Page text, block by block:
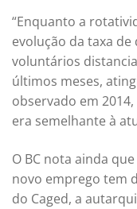
“Enquanto a
evolução da taxa
voluntários
últimos meses,
observado em
era semelhante à
O BC nota ainda
novo emprego tem
do Caged, a